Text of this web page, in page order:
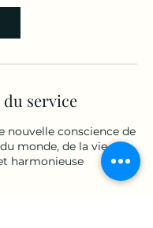
service
nouvelle conscience de
monde, de la vie, de
harmonieuse